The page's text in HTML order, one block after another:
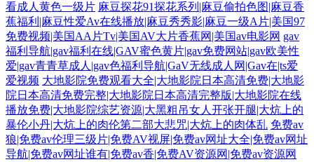
看成人黄色一级片 麻豆探花91探花系列|麻豆偷拍色图|麻豆香
蕉福利|麻豆性爱Av在线播放|麻豆秀秀影|麻豆一级A片|美国97
免费视频|美国AA片Tv|美国AV大片香蕉网|美国av电影网 gav
福利导航|gav福利在线|GAV蜜色黄片|gav免费网站|gav欧美性
爱|gav青青草成人|gav色福利导航|GaV无线成人网|Gav在|ts爱
爱视频 大地影院免费观看大全|大地影院日本高清免费|大地影
院日本高清免费完整|大地影院日本高清完整版|大地影院在线
播放免费|大地影院综艺资源|大黑粗吊女人开张开腿|大炕上的
暴伦小丹|大炕上的肉伦第二部大悲咒|大炕上的肉体乱 免费av
狼|免费av伦理三级片|免费AV视屏|免费av网址大全|免费av网址
导航|免费av网址谁有|免费av香|免费AV资源网|免费av资源网